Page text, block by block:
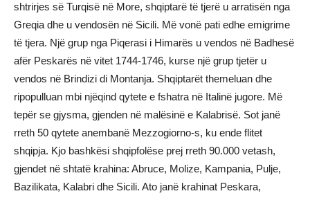
shtrirjes së Turqisë në More, shqiptarë të tjerë u arratisën nga
Greqia dhe u vendosën në Sicili. Më vonë pati edhe emigrime
të tjera. Një grup nga Piqerasi i Himarës u vendos në Badhesë
afër Peskarës në vitet 1744-1746, kurse një grup tjetër u
vendos në Brindizi di Montanja. Shqiptarët themeluan dhe
ripopulluan mbi njëqind qytete e fshatra në Italinë jugore. Më
tepër se gjysma, gjenden në malësinë e Kalabrisë. Sot janë
rreth 50 qytete anembanë Mezzogiorno-s, ku ende flitet
shqipja. Kjo bashkësi shqipfolëse prej rreth 90.000 vetash,
gjendet në shtatë krahina: Abruce, Molize, Kampania, Pulje,
Bazilikata, Kalabri dhe Sicili. Ato janë krahinat Peskara,